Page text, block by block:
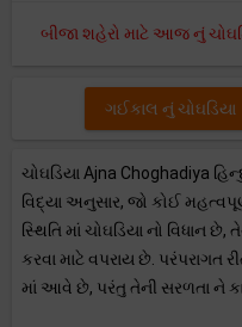
બીજા શહેરો માટે આજ નું
ગઈકાલ નું ચોઘડિયા
ચોઘડિયા Ajna Choghadiya
વિદ્યા અનુસાર, જો કોઈ
સ્થિતિ માં ચોઘડિયા નો વિધાન
કરવા માટે વપરાય છે. પરંપરાગત
માં આવે છે, પરંતુ તેની સરળતા ને